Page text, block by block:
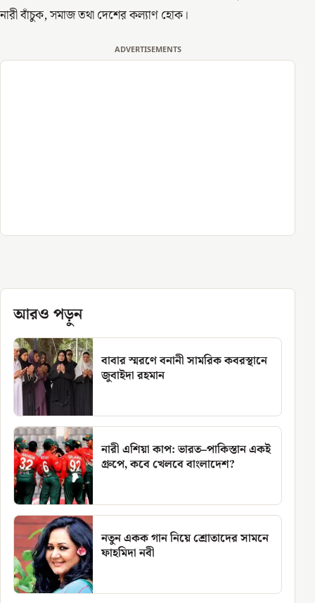
নারী বাঁচুক, সমাজ তথা দেশের কল্যাণ হোক।
ADVERTISEMENTS
আরও পড়ুন
বাবার স্মরণে বনানী সামরিক কবরস্থানে
জুবাইদা রহমান
নারী এশিয়া কাপ: ভারত–পাকিস্তান একই
গ্রুপে, কবে খেলবে বাংলাদেশ?
নতুন একক গান নিয়ে শ্রোতাদের সামনে
ফাহমিদা নবী